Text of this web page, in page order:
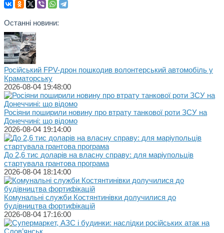
Останні новини:
Російський FPV-дрон пошкодив волонтерський автомобіль у
Краматорську
2026-08-04 19:48:00
Росіяни поширили новину про втрату танкової роти ЗСУ на
Донеччині: що відомо
2026-08-04 19:14:00
До 2,6 тис доларів на власну справу: для маріупольців
стартувала грантова програма
2026-08-04 18:14:00
Комунальні служби Костянтинівки долучилися до
будівництва фортифікацій
2026-08-04 17:16:00